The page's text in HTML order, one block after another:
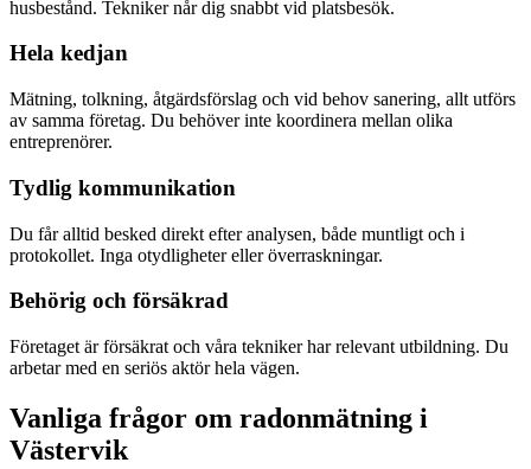
husbestånd. Tekniker når dig snabbt vid platsbesök.
Hela kedjan
Mätning, tolkning, åtgärdsförslag och vid behov sanering, allt utförs
av samma företag. Du behöver inte koordinera mellan olika
entreprenörer.
Tydlig kommunikation
Du får alltid besked direkt efter analysen, både muntligt och i
protokollet. Inga otydligheter eller överraskningar.
Behörig och försäkrad
Företaget är försäkrat och våra tekniker har relevant utbildning. Du
arbetar med en seriös aktör hela vägen.
Vanliga frågor om radonmätning i
Västervik